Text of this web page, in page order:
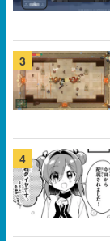
3
4